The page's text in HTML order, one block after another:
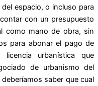
espacio, o incluso para
con un presupuesto
como mano de obra, sin
para abonar el pago de
urbanística que
de urbanismo del
saber que cual